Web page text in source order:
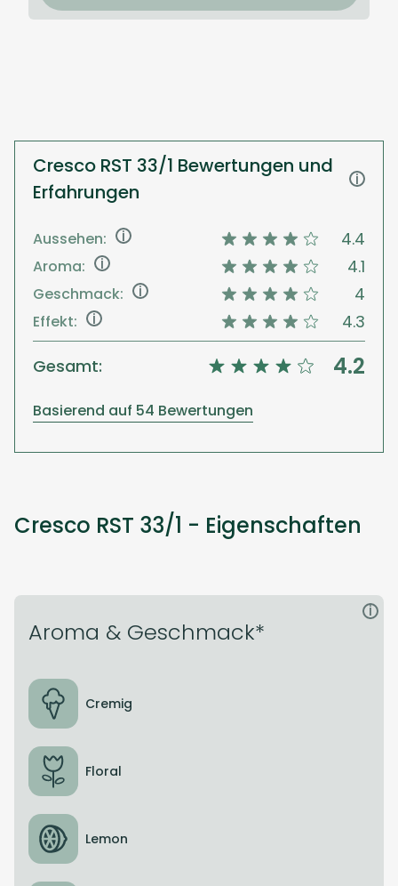
Cresco RST 33/1 Bewertungen und
Erfahrungen
i
Aussehen: i 4.4
Aroma: i 4.1
Geschmack: i 4
Effekt: i
4.3
Gesamt:
4.2
Basierend auf 54 Bewertungen
Cresco RST 33/1 - Eigenschaften
Aroma & Geschmack*
i
Cremig
Floral
Lemon